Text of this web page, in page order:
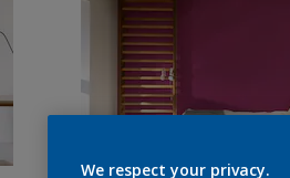
We respect your privacy.